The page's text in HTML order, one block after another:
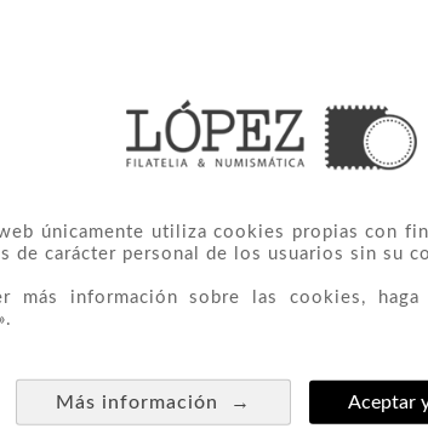
únicamente utiliza cookies propias con
de carácter personal de los usuarios sin su
más información sobre las cookies,
Más información → Aceptar
ESTE PRODUCTO
 
Carlos I
1,80 €